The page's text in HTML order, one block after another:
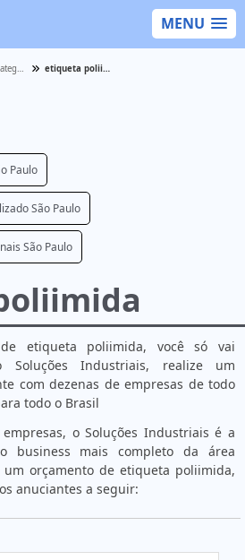
MENU
Etiqueta - Categoria etiqueta poliimida
Paulo
São Paulo
São Paulo
etiqueta poliimida, você só vai
Industriais, realize um
com dezenas de empresas de todo
todo o Brasil
o Soluções Industriais é a
business mais completo da área
orçamento de etiqueta poliimida,
anuciantes a seguir: